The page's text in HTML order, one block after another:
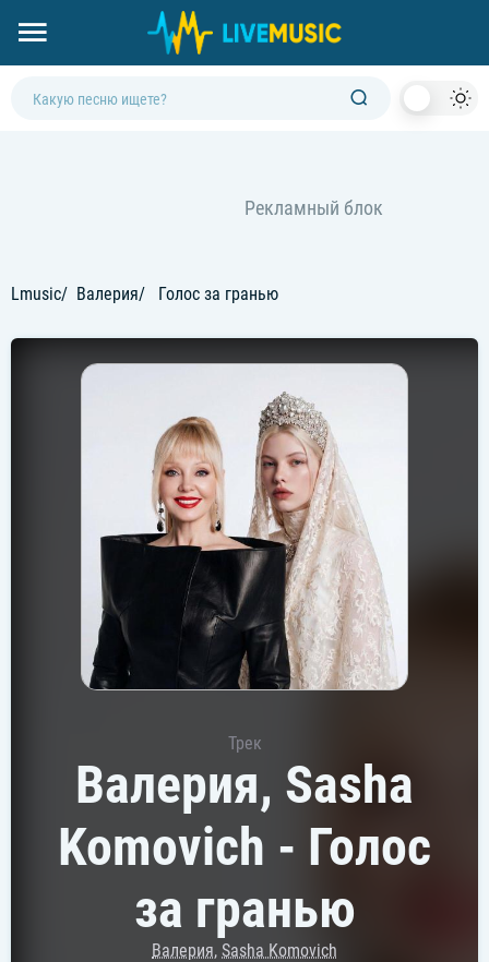
Lmusic Валерия Голос за гранью
Трек
Валерия, Sasha
Komovich - Голос
за гранью
Валерия, Sasha Komovich